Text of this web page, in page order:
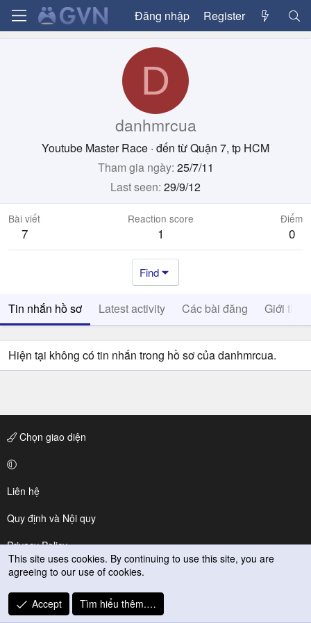
Đăng nhập Register
D
danhmrcua
Youtube Master Race · đến từQuận 7, tp HCM
Tham gia ngày 25/7/11
Last seen 29/9/12
Bài viết
7
Reaction score
1
Điểm
0
Find
Tin nhắn hồ sơ Latest activity Các bài đăng Giới thiệu
Hiện tại không có tin nhắn trong hồ sơ của danhmrcua.
Chọn giao diện
Liên hệ
Quy định và Nội quy
Privacy Policy
Trợ giúp
R
S
This site uses cookies. By continuing to use this site, you are
agreeing to our use of cookies.
Accept Tìm hiểu thêm.…